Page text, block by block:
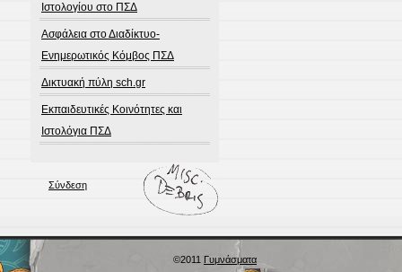
Ιστολογίου στο ΠΣΔ
Ασφάλεια στο Διαδίκτυο-
Ενημερωτικός Κόμβος ΠΣΔ
Δικτυακή πύλη sch.gr
Εκπαιδευτικές Κοινότητες και
Ιστολόγια ΠΣΔ
Σύνδεση
©2011 Γυμνάσματα